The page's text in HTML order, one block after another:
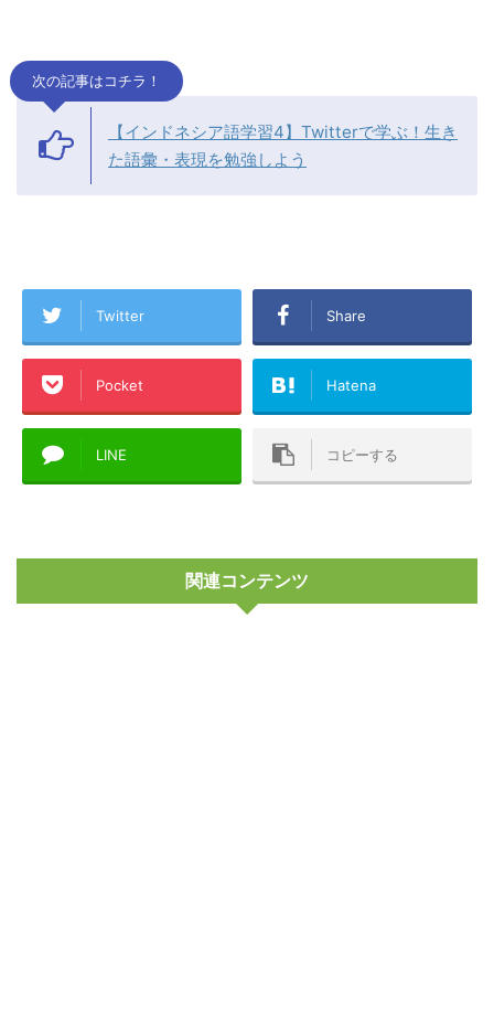
次の記事はコチラ！
【インドネシア語学習4】Twitterで学ぶ！生き
た語彙・表現を勉強しよう
Twitter Share
Pocket Hatena
LINE コピーする
関連コンテンツ